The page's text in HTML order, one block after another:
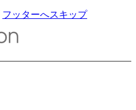
フッターへスキップ